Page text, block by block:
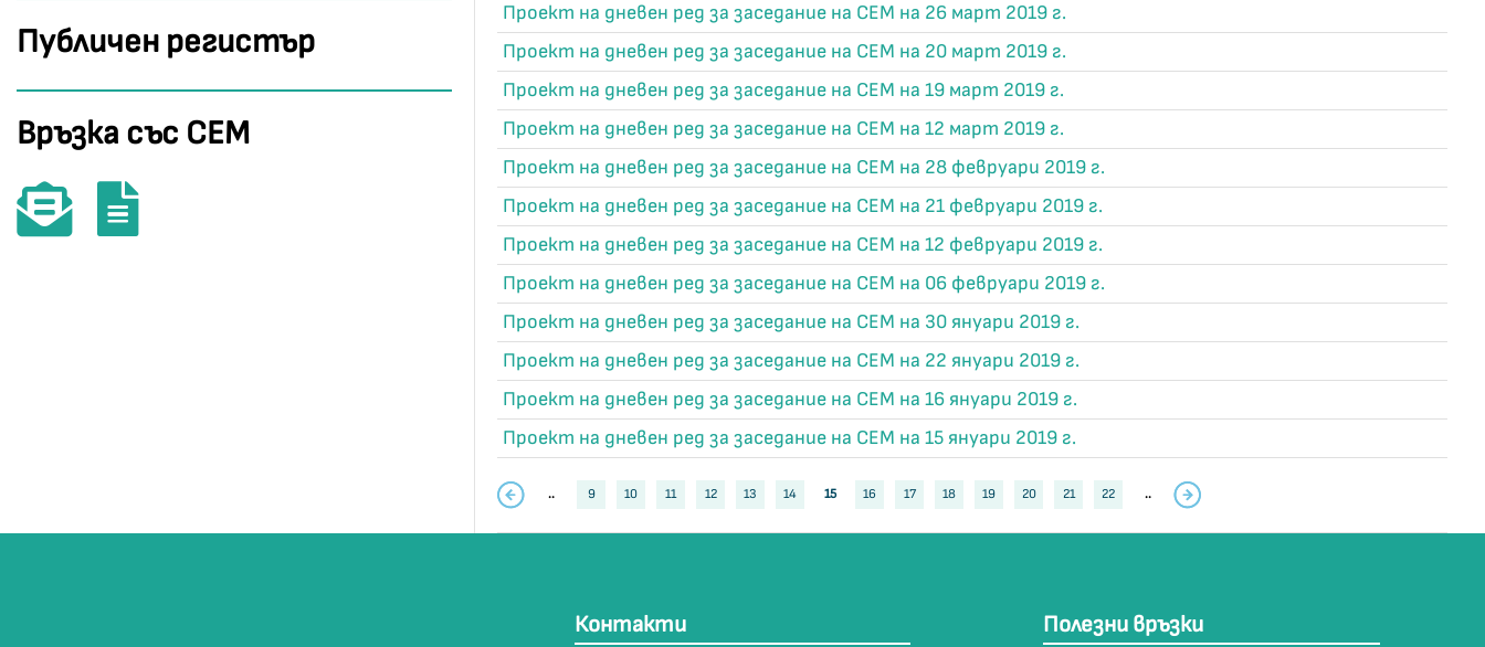
Публичен регистър
Връзка със СЕМ
Проект на дневен ред за заседание на СЕМ на 26 март 2019 г.
Проект на дневен ред за заседание на СЕМ на 20 март 2019 г.
Проект на дневен ред за заседание на СЕМ на 19 март 2019 г.
Проект на дневен ред за заседание на СЕМ на 12 март 2019 г.
Проект на дневен ред за заседание на СЕМ на 28 февруари 2019 г.
Проект на дневен ред за заседание на СЕМ на 21 февруари 2019 г.
Проект на дневен ред за заседание на СЕМ на 12 февруари 2019 г.
Проект на дневен ред за заседание на СЕМ на 06 февруари 2019 г.
Проект на дневен ред за заседание на СЕМ на 30 януари 2019 г.
Проект на дневен ред за заседание на СЕМ на 22 януари 2019 г.
Проект на дневен ред за заседание на СЕМ на 16 януари 2019 г.
Проект на дневен ред за заседание на СЕМ на 15 януари 2019 г.
.. 9 10 11 12 13 14 15 16 17 18 19 20 21 22 ..
Контакти Полезни връзки